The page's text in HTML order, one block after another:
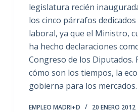
legislatura recién
los cinco párrafos
laboral, ya que el Ministro,
ha hecho declaraciones
Congreso de los Diputados.
cómo son los tiempos, la
gobierna para los mercados.
EMPLEO MADRI+D 20 ENERO 2012